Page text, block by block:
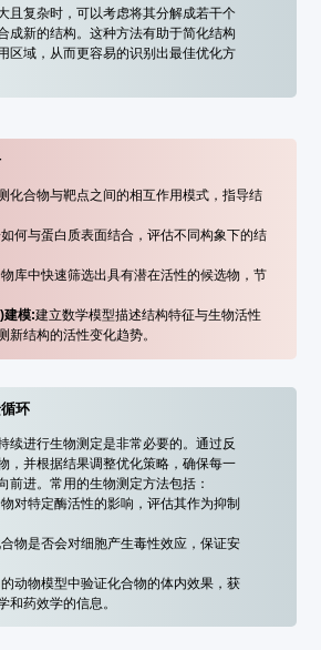
且复杂时，可以考虑将其分解成若干个
成新的结构。这种方法有助于简化结构
区域，从而更容易的识别出最佳优化方
化合物与靶点之间的相互作用模式，指导结
何与蛋白质表面结合，评估不同构象下的结
库中快速筛选出具有潜在活性的候选物，节
建模:建立数学模型描述结构特征与生物活性
新结构的活性变化趋势。
环
续进行生物测定是非常必要的。通过反
，并根据结果调整优化策略，确保每一
前进。常用的生物测定方法包括：
对特定酶活性的影响，评估其作为抑制
物是否会对细胞产生毒性效应，保证安
动物模型中验证化合物的体内效果，获
和药效学的信息。